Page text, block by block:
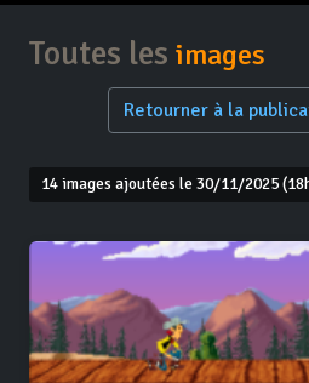
Toutes les images
Retourner à la
14 images ajoutées le 30/11/2025